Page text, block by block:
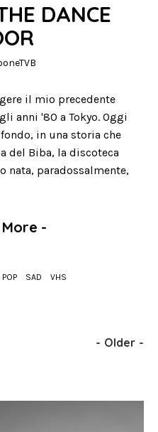
DANCE
il mio precedente
anni '80 a Tokyo. Oggi
in una storia che
del Biba, la discoteca
nata, paradossalmente,
-
POP SAD VHS
- Older -